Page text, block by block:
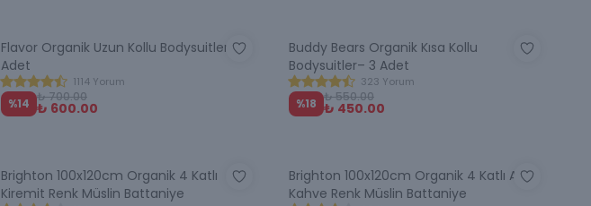
Flavor Organik Uzun Kollu Bodysuitler - 3
Adet
1114 Yorum
%14 ₺ 700.00
₺ 600.00
Buddy Bears Organik Kısa Kollu
Bodysuitler– 3 Adet
323 Yorum
%18 ₺ 550.00
₺ 450.00
Brighton 100x120cm Organik 4 Katlı
Kiremit Renk Müslin Battaniye
Brighton 100x120cm Organik 4 Katlı Açık
Kahve Renk Müslin Battaniye